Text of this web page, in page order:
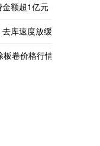
额超1亿元
库速度放缓
卷价格行情走势查询